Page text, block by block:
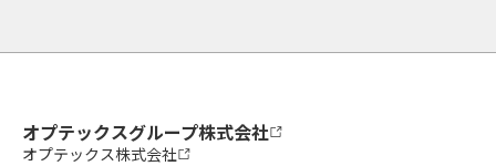
オプテックスグループ株式会社
オプテックス株式会社